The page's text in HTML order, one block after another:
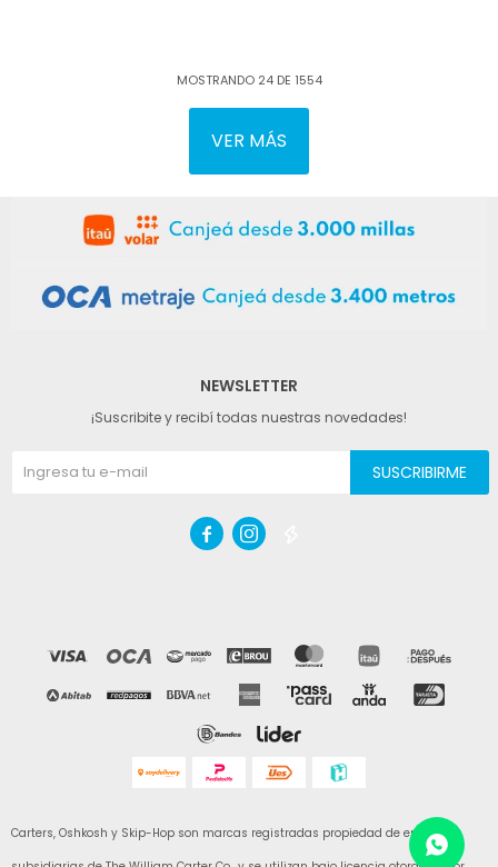
MOSTRANDO 24DE 1554
VER MÁS
NEWSLETTER
¡Suscribite y recibí todas nuestras novedades!
SUSCRIBIRME
 
Carters, Oshkosh y Skip-Hop son marcas registradas propiedad de empresas